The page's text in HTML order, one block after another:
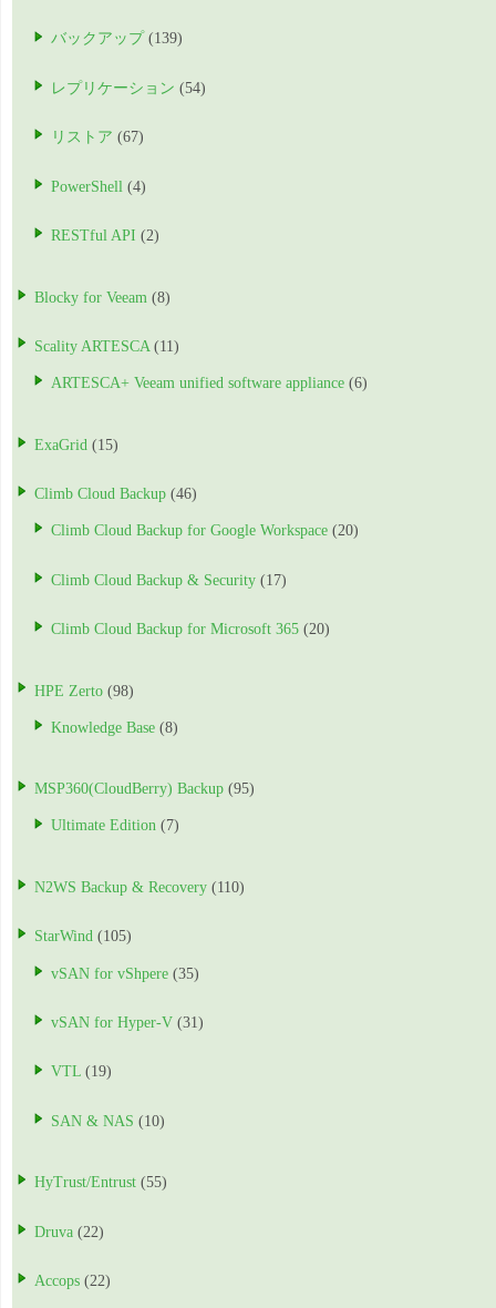
バックアップ (139)
レプリケーション (54)
リストア (67)
PowerShell (4)
RESTful API (2)
Blocky for Veeam (8)
Scality ARTESCA (11)
ARTESCA+ Veeam unified software appliance (6)
ExaGrid (15)
Climb Cloud Backup (46)
Climb Cloud Backup for Google Workspace (20)
Climb Cloud Backup & Security (17)
Climb Cloud Backup for Microsoft 365 (20)
HPE Zerto (98)
Knowledge Base (8)
MSP360(CloudBerry) Backup (95)
Ultimate Edition (7)
N2WS Backup & Recovery (110)
StarWind (105)
vSAN for vShpere (35)
vSAN for Hyper-V (31)
VTL (19)
SAN & NAS (10)
HyTrust/Entrust (55)
Druva (22)
Accops (22)